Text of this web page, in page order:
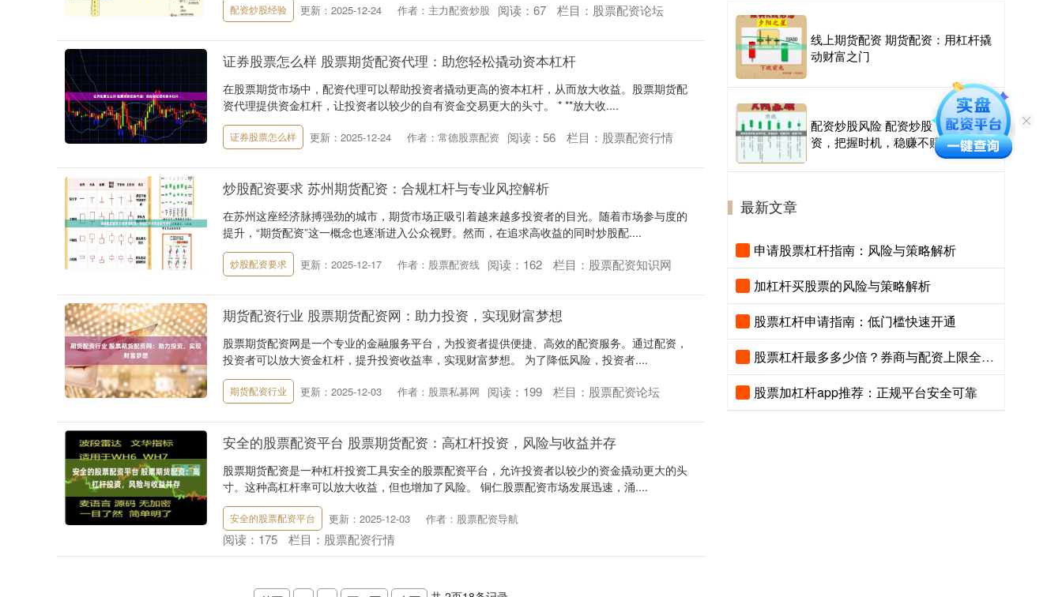
配资炒股经验 更新：2025-12-24 作者：主力配资炒股 阅读： 67 栏目： 股票配资论坛
证券股票怎么样 股票期货配资代理：助您轻松撬动资本杠杆
在股票期货市场中，配资代理可以帮助投资者撬动更高的资本杠杆，从而放大收益。股票期货配
资代理提供资金杠杆，让投资者以较少的自有资金交易更大的头寸。 * **放大收....
证券股票怎么样 更新：2025-12-24 作者：常德股票配资 阅读： 56 栏目： 股票配资行情
炒股配资要求 苏州期货配资：合规杠杆与专业风控解析
在苏州这座经济脉搏强劲的城市，期货市场正吸引着越来越多投资者的目光。随着市场参与度的
提升，“期货配资”这一概念也逐渐进入公众视野。然而，在追求高收益的同时炒股配....
炒股配资要求 更新：2025-12-17 作者：股票配资线 阅读： 162 栏目： 股票配资知识网
期货配资行业 股票期货配资网：助力投资，实现财富梦想
股票期货配资网是一个专业的金融服务平台，为投资者提供便捷、高效的配资服务。通过配资，
投资者可以放大资金杠杆，提升投资收益率，实现财富梦想。 为了降低风险，投资者....
期货配资行业 更新：2025-12-03 作者：股票私募网 阅读： 199 栏目： 股票配资论坛
安全的股票配资平台 股票期货配资：高杠杆投资，风险与收益并存
股票期货配资是一种杠杆投资工具安全的股票配资平台，允许投资者以较少的资金撬动更大的头
寸。这种高杠杆率可以放大收益，但也增加了风险。 铜仁股票配资市场发展迅速，涌....
安全的股票配资平台 更新：2025-12-03 作者：股票配资导航
阅读： 175 栏目： 股票配资行情
线上期货配资 期货配资：用杠杆撬
动财富之门
配资炒股风险 配资炒股，看准配
资，把握时机，稳赚不赔
最新文章
申请股票杠杆指南：风险与策略解析
加杠杆买股票的风险与策略解析
股票杠杆申请指南：低门槛快速开通
股票杠杆最多多少倍？券商与配资上限全解析
股票加杠杆app推荐：正规平台安全可靠